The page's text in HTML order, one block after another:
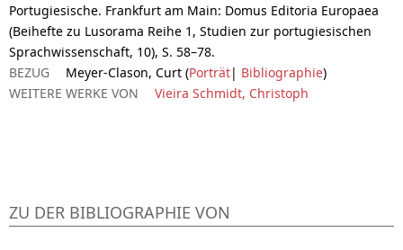
Portugiesische. Frankfurt am Main: Domus Editoria Europaea
(Beihefte zu Lusorama Reihe 1, Studien zur portugiesischen
Sprachwissenschaft, 10), S. 58–78.
BEZUG
Meyer-Clason, Curt (Porträt| Bibliographie)
WEITERE WERKE VON
Vieira Schmidt, Christoph
ZU DER BIBLIOGRAPHIE VON